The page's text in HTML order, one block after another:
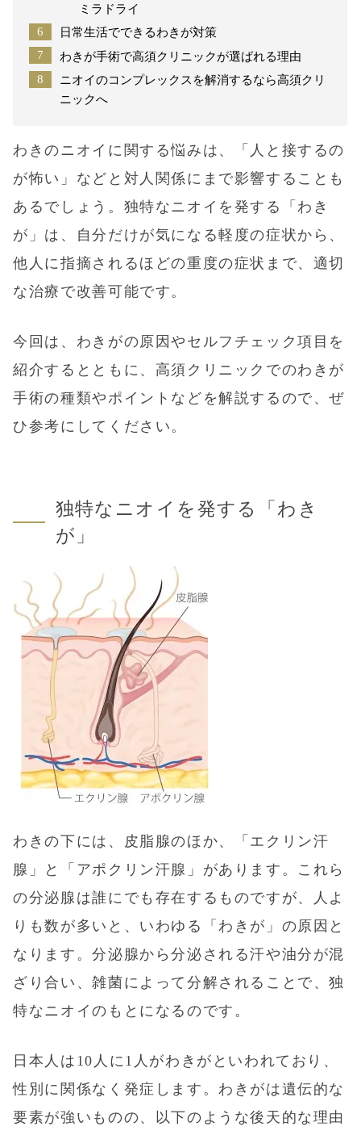
ミラドライ
日常生活でできるわきが対策
わきが手術で高須クリニックが選ばれる理由
ニオイのコンプレックスを解消するなら高須クリ
ニックへ
わきのニオイに関する悩みは、「人と接するの
が怖い」などと対人関係にまで影響することも
あるでしょう。独特なニオイを発する「わき
が」は、自分だけが気になる軽度の症状から、
他人に指摘されるほどの重度の症状まで、適切
な治療で改善可能です。
今回は、わきがの原因やセルフチェック項目を
紹介するとともに、高須クリニックでのわきが
手術の種類やポイントなどを解説するので、ぜ
ひ参考にしてください。
独特なニオイを発する「わき
が」
わきの下には、皮脂腺のほか、「エクリン汗
腺」と「アポクリン汗腺」があります。これら
の分泌腺は誰にでも存在するものですが、人よ
りも数が多いと、いわゆる「わきが」の原因と
なります。分泌腺から分泌される汗や油分が混
ざり合い、雑菌によって分解されることで、独
特なニオイのもとになるのです。
日本人は10人に1人がわきがといわれており、
性別に関係なく発症します。わきがは遺伝的な
要素が強いものの、以下のような後天的な理由